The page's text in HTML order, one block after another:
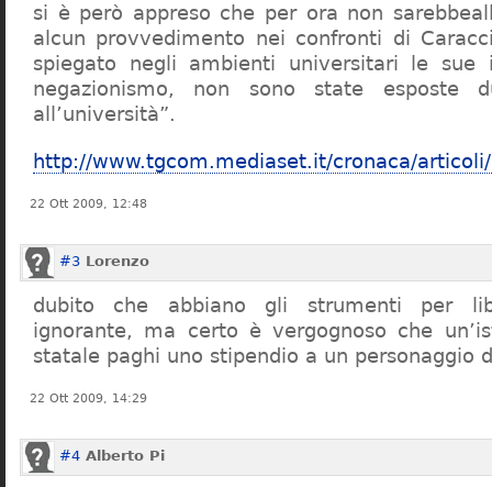
si è però appreso che per ora non
alcun provvedimento nei confronti di
spiegato negli ambienti universitari le sue
negazionismo, non sono state esposte
all’università”.
http://www.tgcom.mediaset.it/cronaca/
22 Ott 2009, 12:48
#3 Lorenzo
dubito che abbiano gli strumenti per
ignorante, ma certo è vergognoso che
statale paghi uno stipendio a un personaggio
22 Ott 2009, 14:29
#4 Alberto Pi